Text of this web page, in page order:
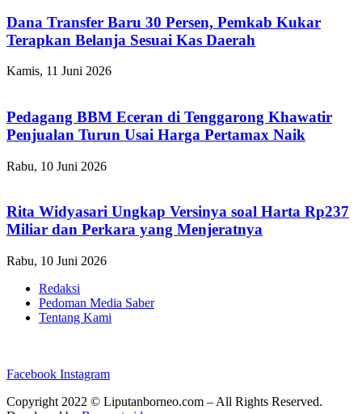
Dana Transfer Baru 30 Persen, Pemkab Kukar
Terapkan Belanja Sesuai Kas Daerah
Kamis, 11 Juni 2026
Pedagang BBM Eceran di Tenggarong Khawatir
Penjualan Turun Usai Harga Pertamax Naik
Rabu, 10 Juni 2026
Rita Widyasari Ungkap Versinya soal Harta Rp237
Miliar dan Perkara yang Menjeratnya
Rabu, 10 Juni 2026
Redaksi
Pedoman Media Saber
Tentang Kami
Facebook Instagram
Copyright 2022 © Liputanborneo.com – All Rights Reserved.